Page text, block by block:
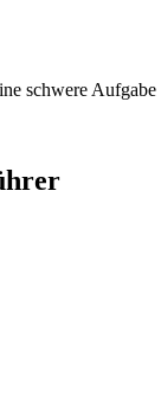
schwere Aufgabe